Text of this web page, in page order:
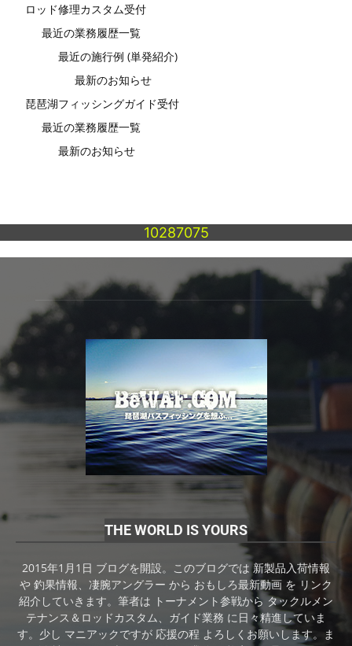
ロッド修理カスタム受付
最近の業務履歴一覧
最近の施行例 (単発紹介)
最新のお知らせ
琵琶湖フィッシングガイド受付
最近の業務履歴一覧
最新のお知らせ
10287075
THE WORLD IS YOURS
2015年1月1日 ブログを開設。このブログでは 新製品入荷情報
や 釣果情報、凄腕アングラー から おもしろ最新動画 を リンク
紹介していきます。筆者は トーナメント参戦から タックルメン
テナンス＆ロッドカスタム、ガイド業務 に日々精進していま
す。少し マニアックですが 応援の程 よろしくお願いします。ま